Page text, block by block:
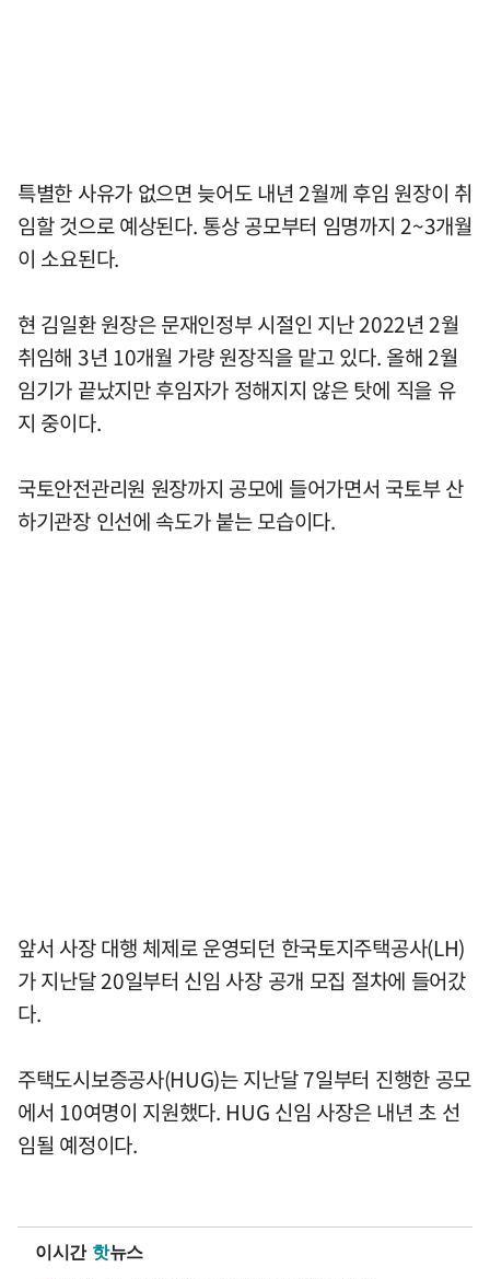
특별한 사유가 없으면 늦어도 내년 2월께 후임 원장이 취
임할 것으로 예상된다. 통상 공모부터 임명까지 2~3개월
이 소요된다.
현 김일환 원장은 문재인정부 시절인 지난 2022년 2월
취임해 3년 10개월 가량 원장직을 맡고 있다. 올해 2월
임기가 끝났지만 후임자가 정해지지 않은 탓에 직을 유
지 중이다.
국토안전관리원 원장까지 공모에 들어가면서 국토부 산
하기관장 인선에 속도가 붙는 모습이다.
앞서 사장 대행 체제로 운영되던 한국토지주택공사(LH)
가 지난달 20일부터 신임 사장 공개 모집 절차에 들어갔
다.
주택도시보증공사(HUG)는 지난달 7일부터 진행한 공모
에서 10여명이 지원했다. HUG 신임 사장은 내년 초 선
임될 예정이다.
이시간 핫뉴스